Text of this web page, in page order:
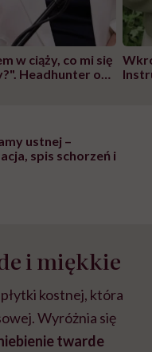
w ciąży, co mi się
Headhunter o
ustnej –
spis schorzeń i
i miękkie
kostnej, która
Wyróżnia się
twarde